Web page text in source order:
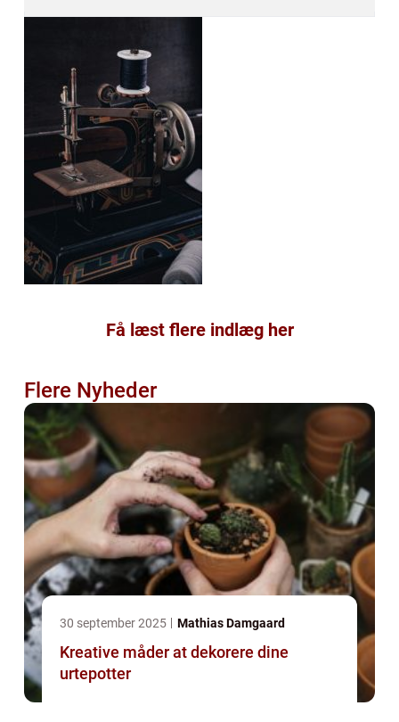
Få læst flere indlæg her
Flere Nyheder
30 september 2025 Mathias Damgaard
Kreative måder at dekorere dine
urtepotter